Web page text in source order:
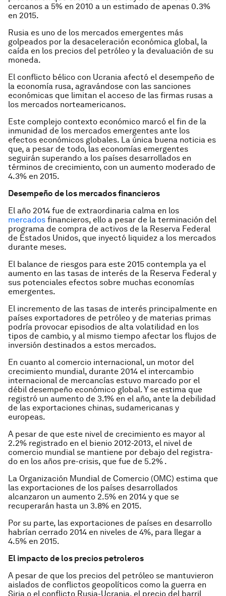
cercanos a 5% en 2010 a un estimado de apenas 0.3%
en 2015.
Rusia es uno de los mercados emergentes más
golpeados por la desaceleración económica global, la
caída en los precios del petróleo y la devaluación de su
moneda.
El conflicto bélico con Ucrania afectó el desempeño de
la economía rusa, agravándose con las san­ciones
económicas que limitan el acceso de las firmas rusas a
los mercados norteamericanos.
Este complejo contexto económico marcó el fin de la
inmunidad de los mercados emergentes ante los
efectos económicos globales. La única buena noticia es
que, a pesar de todo, las economías emergentes
seguirán superando a los países desarrollados en
términos de crecimiento, con un aumento moderado de
4.3% en 2015.
Desempeño de los mercados financieros
El año 2014 fue de extraordinaria calma en los
mercados financieros, ello a pesar de la terminación del
programa de compra de activos de la Reserva Federal
de Estados Unidos, que inyectó liquidez a los mercados
durante meses.
El balan­ce de riesgos para este 2015 con­templa ya el
aumento en las tasas de interés de la Reserva Federal y
sus potenciales efectos sobre muchas economías
emergentes.
El incremento de las tasas de interés principalmente en
países exportadores de petróleo y de materias primas
podría provocar episodios de alta volatili­dad en los
tipos de cambio, y al mismo tiempo afectar los flujos de
inversión des­tinados a estos mercados.
En cuanto al comercio internacional, un motor del
crecimiento mundial, durante 2014 el inter­cambio
internacional de mercancías estuvo marcado por el
débil desempeño económico global. Y se estima que
registró un aumento de 3.1% en el año, ante la debilidad
de las exportaciones chinas, sudamericanas y
europeas.
A pesar de que este nivel de crecimiento es mayor al
2.2% registrado en el bienio 2012-2013, el nivel de
comercio mundial se mantiene por debajo del registra­
do en los años pre-crisis, que fue de 5.2% .
La Organización Mundial de Comercio (OMC) estima que
las exportaciones de los países desarro­llados
alcanzaron un aumento 2.5% en 2014 y que se
recuperarán hasta un 3.8% en 2015.
Por su parte, las exportaciones de países en desarrollo
habrían cerrado 2014 en niveles de 4%, para llegar a
4.5% en 2015.
El impacto de los precios petroleros
A pesar de que los precios del petróleo se mantuvieron
aislados de conflictos geopolíticos como la guerra en
Siria o el conflicto Rusia-Ucrania, el precio del barril